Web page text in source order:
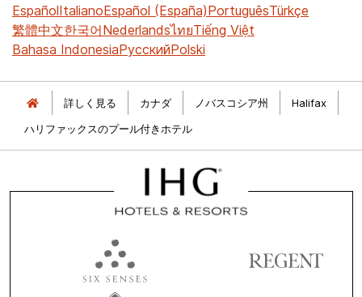
EspañolItalianoEspañol (España)PortuguêsTürkçe
繁體中文한국어NederlandsไทยTiếng Việt
Bahasa IndonesiaРусскийPolski
詳しく見る カナダ ノバスコシア州
Halifax
ハリファックスのプール付きホテル